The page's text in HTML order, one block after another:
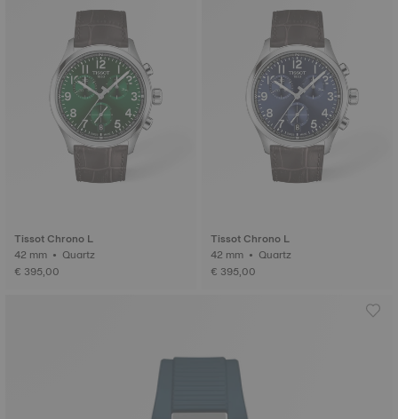
Tissot Chrono L
42 mm • Quartz
€ 395,00
Tissot Chrono L
42 mm • Quartz
€ 395,00